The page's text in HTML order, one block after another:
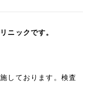
ニックです。
しております。検査